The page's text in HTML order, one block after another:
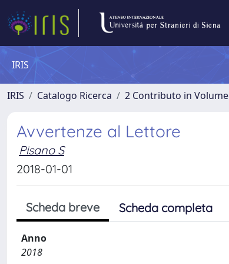
IRIS
IRIS Catalogo Ricerca 2 Contributo in Volume
Avvertenze al Lettore
Pisano S
2018-01-01
Scheda breve Scheda completa
Anno
2018